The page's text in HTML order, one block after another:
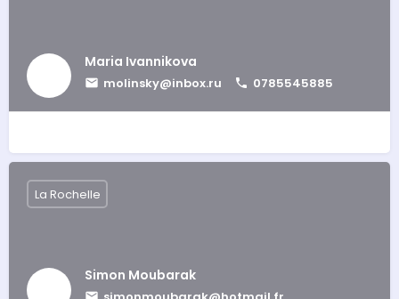
Maria Ivannikova
molinsky@inbox.ru 0785545885
Simon Moubarak
La Rochelle